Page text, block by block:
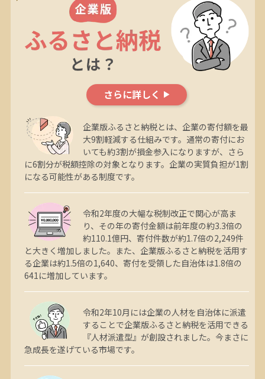
さらに詳しく
企業版ふるさと納税とは、企業の寄付額を最
大9割軽減する仕組みです。通常の寄付にお
いても約3割が損金参入になりますが、さら
に6割分が税額控除の対象となります。企業の実質負担が1割
になる可能性がある制度です。
令和2年度の大幅な税制改正で関心が高ま
り、その年の寄付金額は前年度の約3.3倍の
約110.1億円、寄付件数が約1.7倍の2,249件
と大きく増加しました。また、企業版ふるさと納税を活用す
る企業は約1.5倍の1,640、寄付を受領した自治体は1.8倍の
641に増加しています。
令和2年10月には企業の人材を自治体に派遣
することで企業版ふるさと納税を活用できる
『人材派遣型』が創設されました。今まさに
急成長を遂げている市場です。